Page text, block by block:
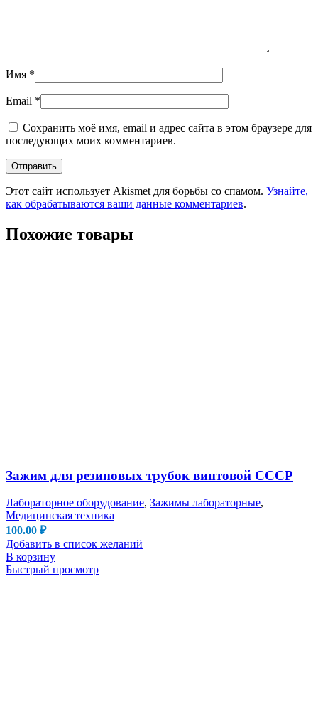
Имя *
Email *
Сохранить моё имя, email и адрес сайта в этом браузере для
последующих моих комментариев.
Этот сайт использует Akismet для борьбы со спамом. Узнайте,
как обрабатываются ваши данные комментариев.
Похожие товары
Зажим для резиновых трубок винтовой СССР
Лабораторное оборудование, Зажимы лабораторные,
Медицинская техника
100.00 ₽
Добавить в список желаний
В корзину
Быстрый просмотр